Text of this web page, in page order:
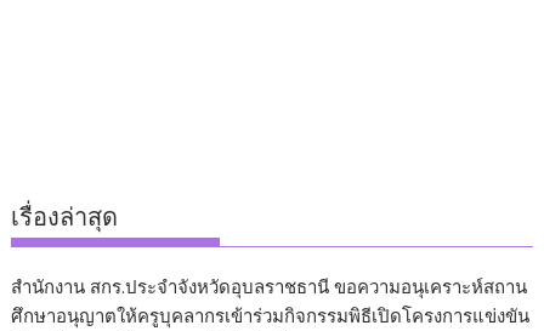
เรื่องล่าสุด
สำนักงาน สกร.ประจำจังหวัดอุบลราชธานี ขอความอนุเคราะห์สถาน
ศึกษาอนุญาตให้ครูบุคลากรเข้าร่วมกิจกรรมพิธีเปิดโครงการแข่งขัน